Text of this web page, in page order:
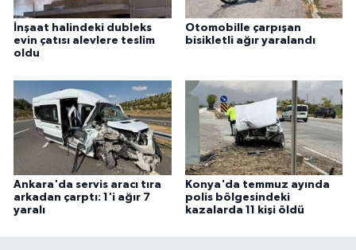
İnşaat halindeki dubleks
evin çatısı alevlere teslim
oldu
Otomobille çarpışan
bisikletli ağır yaralandı
Ankara'da servis aracı tıra
arkadan çarptı: 1'i ağır 7
yaralı
Konya'da temmuz ayında
polis bölgesindeki
kazalarda 11 kişi öldü